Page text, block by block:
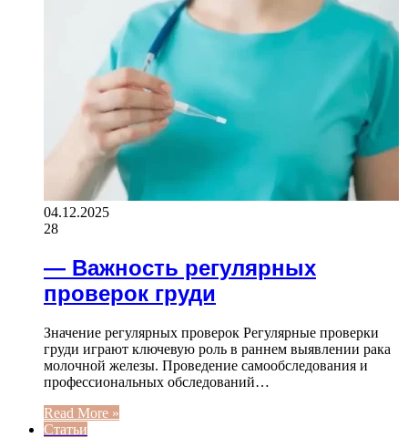
04.12.2025
28
— Важность регулярных
проверок груди
Значение регулярных проверок Регулярные проверки
груди играют ключевую роль в раннем выявлении рака
молочной железы. Проведение самообследования и
профессиональных обследований…
Read More »
Статьи